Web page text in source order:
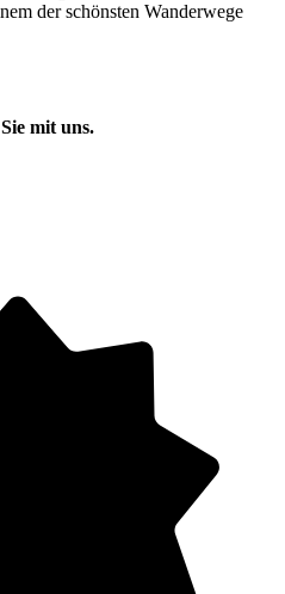
der schönsten Wanderwege
mit uns.